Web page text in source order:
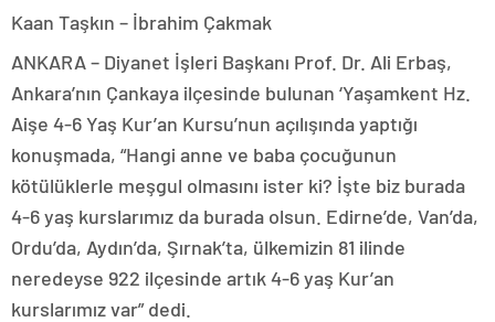
Kaan Taşkın – İbrahim Çakmak
ANKARA – Diyanet İşleri Başkanı Prof. Dr. Ali Erbaş,
Ankara’nın Çankaya ilçesinde bulunan ‘Yaşamkent Hz.
Aişe 4-6 Yaş Kur’an Kursu’nun açılışında yaptığı
konuşmada, “Hangi anne ve baba çocuğunun
kötülüklerle meşgul olmasını ister ki? İşte biz burada
4-6 yaş kurslarımız da burada olsun. Edirne’de, Van’da,
Ordu’da, Aydın’da, Şırnak’ta, ülkemizin 81 ilinde
neredeyse 922 ilçesinde artık 4-6 yaş Kur’an
kurslarımız var” dedi.